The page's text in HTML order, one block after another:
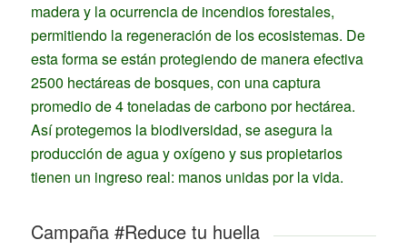
madera y la ocurrencia de incendios forestales,
permitiendo la regeneración de los ecosistemas. De
esta forma se están protegiendo de manera efectiva
2500 hectáreas de bosques, con una captura
promedio de 4 toneladas de carbono por hectárea.
Así protegemos la biodiversidad, se asegura la
producción de agua y oxígeno y sus propietarios
tienen un ingreso real: manos unidas por la vida.
Campaña #Reduce tu huella